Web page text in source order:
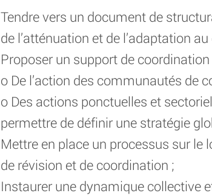
Tendre vers un document de
de l’atténuation et de l’adaptation
Proposer un support de coordination
o De l’action des communautés de
o Des actions ponctuelles et
permettre de définir une stratégie
Mettre en place un processus sur le
de révision et de coordination ;
Instaurer une dynamique collective